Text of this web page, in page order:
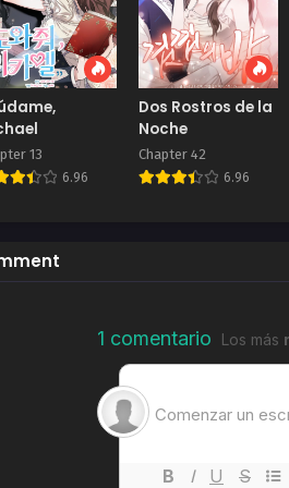
Julio
13
6.96
Dos Rostros de la
Noche
Chapter 42
6.96